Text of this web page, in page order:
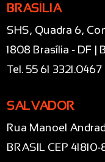
BRASÍLIA
SHS, Quadra 6,
1808 Brasília - DF |
Tel. 55 61 3321.0467
SALVADOR
Rua Manoel
BRASIL CEP 41810-